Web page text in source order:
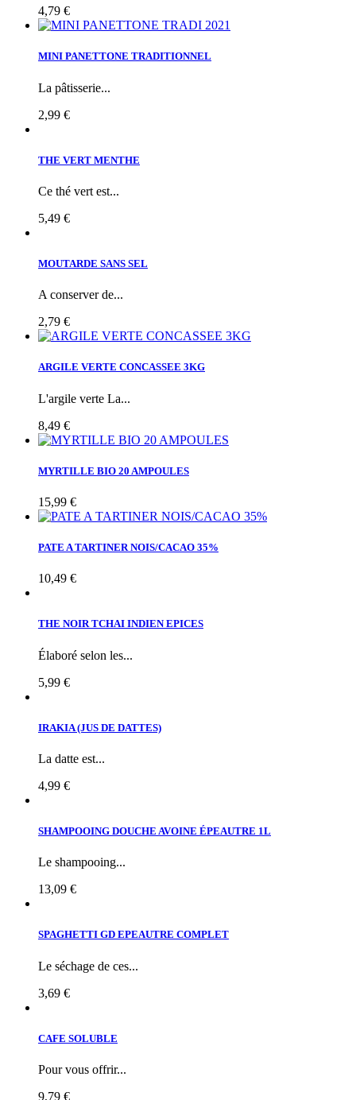
4,79 €
MINI PANETTONE TRADITIONNEL
La pâtisserie...
2,99 €
THE VERT MENTHE
Ce thé vert est...
5,49 €
MOUTARDE SANS SEL
A conserver de...
2,79 €
ARGILE VERTE CONCASSEE 3KG
L'argile verte La...
8,49 €
MYRTILLE BIO 20 AMPOULES
15,99 €
PATE A TARTINER NOIS/CACAO 35%
10,49 €
THE NOIR TCHAI INDIEN EPICES
Élaboré selon les...
5,99 €
IRAKIA (JUS DE DATTES)
La datte est...
4,99 €
SHAMPOOING DOUCHE AVOINE ÉPEAUTRE 1L
Le shampooing...
13,09 €
SPAGHETTI GD EPEAUTRE COMPLET
Le séchage de ces...
3,69 €
CAFE SOLUBLE
Pour vous offrir...
9,79 €